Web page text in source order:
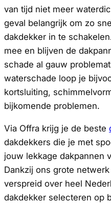
van tijd niet meer
geval belangrijk om zo
dakdekker in te
mee en blijven de
schade al gauw
waterschade loop je
kortsluiting,
bijkomende problemen.
Via Offra krijg je de beste
dakdekkers die je met
jouw lekkage dakpannen
Dankzij ons grote
verspreid over heel
dakdekker selecteren op